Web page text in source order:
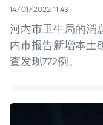
14/01/2022 11:43
河内市卫生局的消
内市报告新增本土
查发现772例。